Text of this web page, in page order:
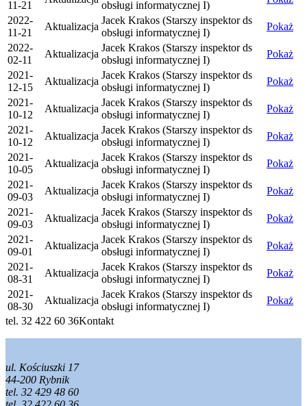
11-21
obsługi informatycznej I)
2022-
11-21
Aktualizacja
Jacek Krakos (Starszy inspektor ds
obsługi informatycznej I)
Pokaż
2022-
02-11
Aktualizacja
Jacek Krakos (Starszy inspektor ds
obsługi informatycznej I)
Pokaż
2021-
12-15
Aktualizacja
Jacek Krakos (Starszy inspektor ds
obsługi informatycznej I)
Pokaż
2021-
10-12
Aktualizacja
Jacek Krakos (Starszy inspektor ds
obsługi informatycznej I)
Pokaż
2021-
10-12
Aktualizacja
Jacek Krakos (Starszy inspektor ds
obsługi informatycznej I)
Pokaż
2021-
10-05
Aktualizacja
Jacek Krakos (Starszy inspektor ds
obsługi informatycznej I)
Pokaż
2021-
09-03
Aktualizacja
Jacek Krakos (Starszy inspektor ds
obsługi informatycznej I)
Pokaż
2021-
09-03
Aktualizacja
Jacek Krakos (Starszy inspektor ds
obsługi informatycznej I)
Pokaż
2021-
09-01
Aktualizacja
Jacek Krakos (Starszy inspektor ds
obsługi informatycznej I)
Pokaż
2021-
08-31
Aktualizacja
Jacek Krakos (Starszy inspektor ds
obsługi informatycznej I)
Pokaż
2021-
08-30
Aktualizacja
Jacek Krakos (Starszy inspektor ds
obsługi informatycznej I)
Pokaż
tel. 32 422 60 36Kontakt
ul. Kościuszki 17
44-200 Rybnik
tel. 32 429 48 60